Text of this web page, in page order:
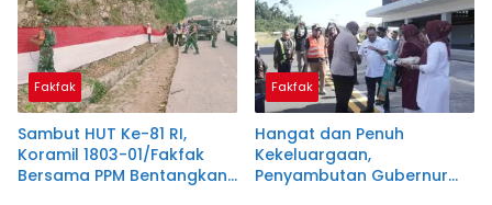
Fakfak
Sambut HUT Ke-81 RI,
Koramil 1803-01/Fakfak
Bersama PPM Bentangkan
Fakfak
Hangat dan Penuh
Kekeluargaan,
Penyambutan Gubernur